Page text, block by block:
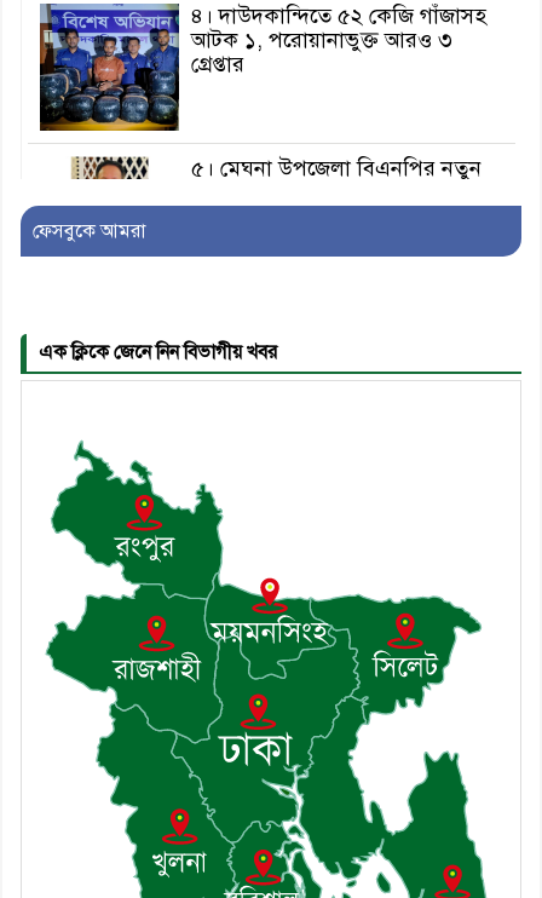
৪। দাউদকান্দিতে ৫২ কেজি গাঁজাসহ
আটক ১, পরোয়ানাভুক্ত আরও ৩
গ্রেপ্তার
৫। মেঘনা উপজেলা বিএনপির নতুন
৮। দাউদকান্দিতে মুচি সম্প্রদায়ের
খোঁজখবর নিলেন ড. খন্দকার মারুফ
হোসেন
৯। মেঘনায় আইন-শৃঙ্খলা কমিটির
মাসিক সভা অনুষ্ঠিত
১০। জাতীয় নেতা ড. খন্দকার
মোশাররফ হোসেনের মূল্যায়ন কোথায়
এবং একটি বিশ্লেষণ
ফেসবুকে আমরা
এক ক্লিকে জেনে নিন বিভাগীয় খবর